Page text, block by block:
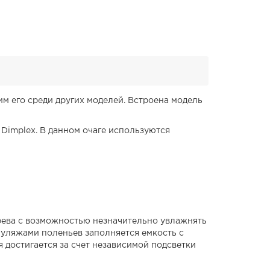
среди других моделей. Встроена модель
В данном очаге используются
с возможностью незначительно увлажнять
поленьев заполняется емкость с
за счет независимой подсветки